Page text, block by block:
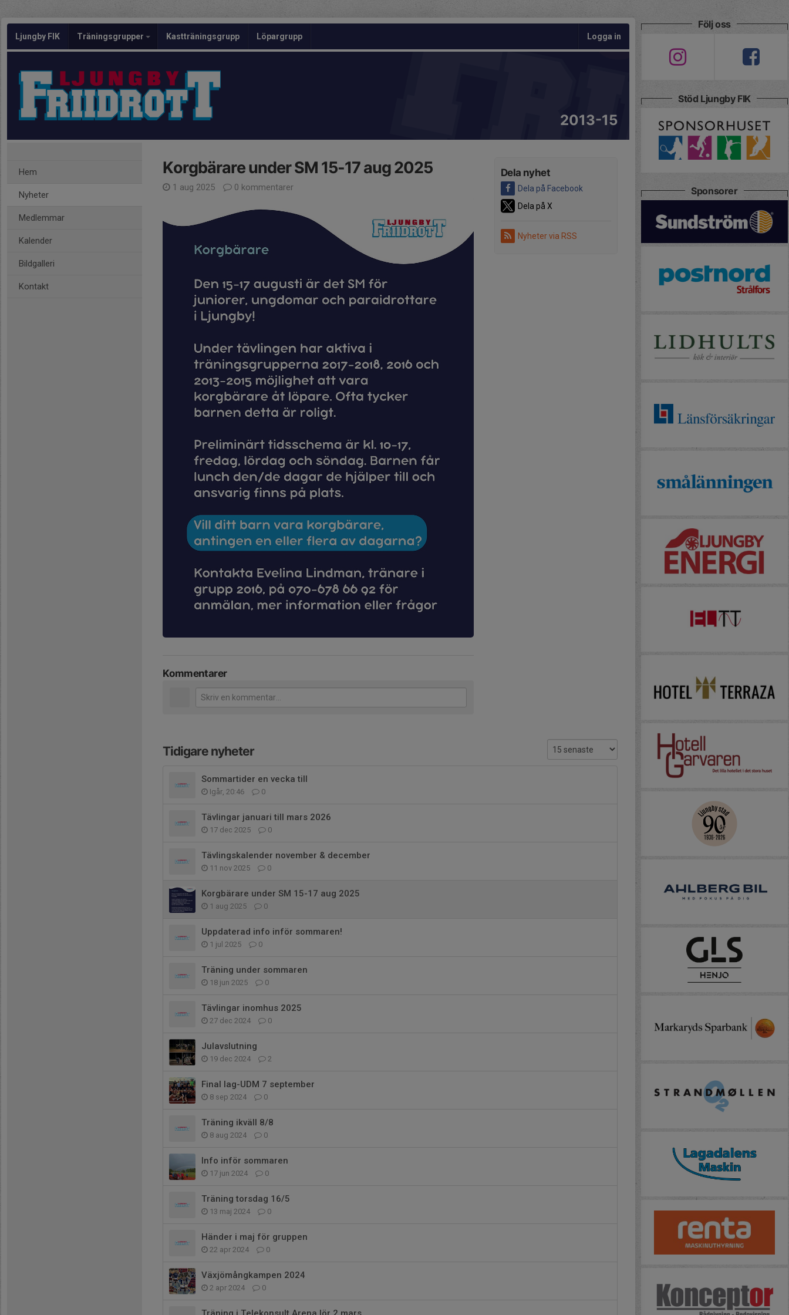
Ljungby FIK Träningsgrupper Kastträningsgrupp Löpargrupp Logga in
2013-15
Hem
Nyheter
Medlemmar
Kalender
Bildgalleri
Kontakt
Dela nyhet
Dela på Facebook
Dela på X
Nyheter via RSS
Korgbärare under SM 15-17 aug 2025
1 aug 2025 0 kommentarer
Kommentarer
Tidigare nyheter
Sommartider en vecka till
Igår, 20:46 0
Tävlingar januari till mars 2026
17 dec 2025 0
Tävlingskalender november & december
11 nov 2025 0
Korgbärare under SM 15-17 aug 2025
1 aug 2025 0
Uppdaterad info inför sommaren!
1 jul 2025 0
Träning under sommaren
18 jun 2025 0
Tävlingar inomhus 2025
27 dec 2024 0
Julavslutning
19 dec 2024 2
Final lag-UDM 7 september
8 sep 2024 0
Träning ikväll 8/8
8 aug 2024 0
Info inför sommaren
17 jun 2024 0
Träning torsdag 16/5
13 maj 2024 0
Händer i maj för gruppen
22 apr 2024 0
Växjömångkampen 2024
2 apr 2024 0
Följ oss
Stöd Ljungby FIK
Sponsorer